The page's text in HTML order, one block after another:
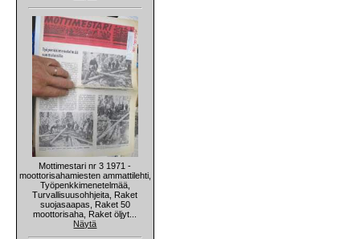
Mottimestari nr 3 1971 -
moottorisahamiesten ammattilehti,
Työpenkkimenetelmää,
Turvallisuusohhjeita, Raket
suojasaapas, Raket 50
moottorisaha, Raket öljyt...
Näytä